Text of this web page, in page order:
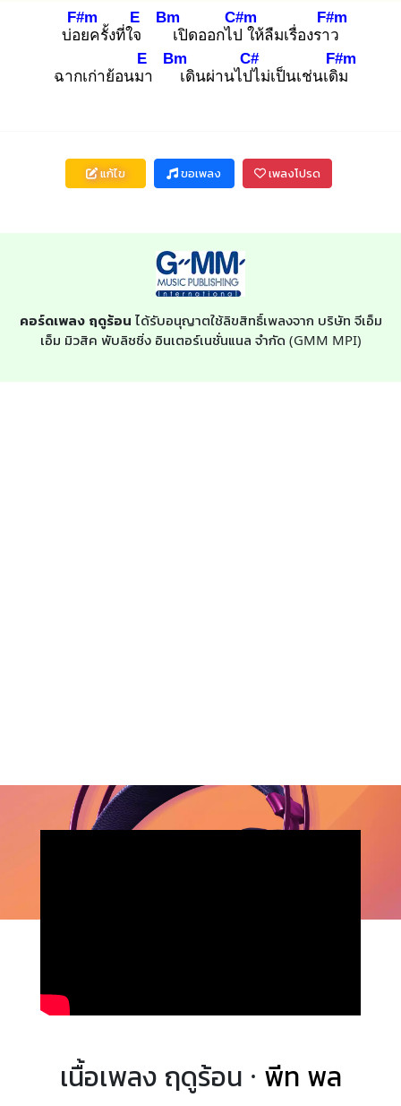
บ่อย
F#m
ครั้งที่ใจ
E
เ
Bm
ปิดออกไป
C#m
ให้ลืมเรื่องราว
F#m
ฉากเก่าย้อนมา
E
เ
Bm
ดินผ่านไปไ
C#
ม่เป็นเช่นเดิม
F#m
แก้ไข ขอเพลง เพลงโปรด
คอร์ดเพลง ฤดูร้อน ได้รับอนุญาตใช้ลิขสิทธิ์เพลงจาก บริษัท จีเอ็ม
เอ็ม มิวสิค พับลิชชิ่ง อินเตอร์เนชั่นแนล จำกัด (GMM MPI)
เนื้อเพลง ฤดูร้อน · พีท พล